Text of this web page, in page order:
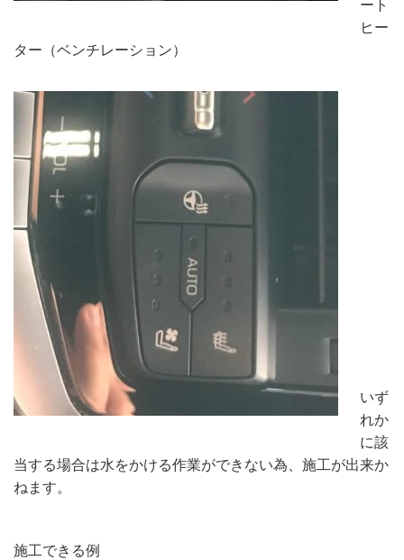
ート
ヒー
ター（ベンチレーション）
いず
れか
に該
当する場合は水をかける作業ができない為、施工が出来か
ねます。
施工できる例